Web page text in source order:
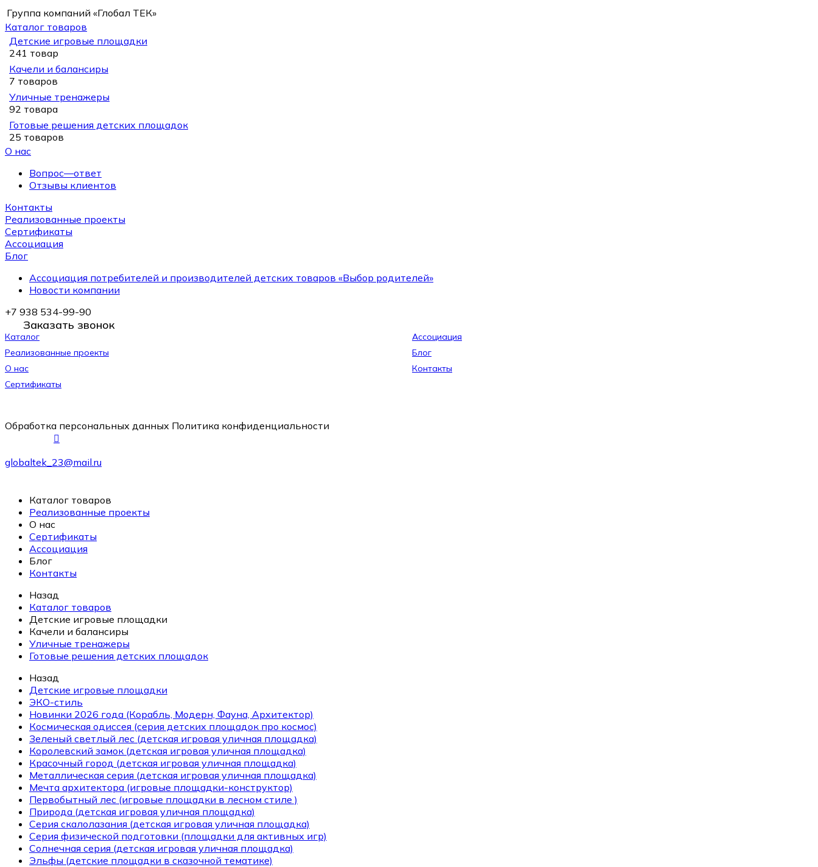
Группа компаний «Глобал ТЕК»
Каталог товаров
Детские игровые площадки
241 товар
Качели и балансиры
7 товаров
Уличные тренажеры
92 товара
Готовые решения детских площадок
25 товаров
О нас
Вопрос—ответ
Отзывы клиентов
Контакты
Реализованные проекты
Сертификаты
Ассоциация
Блог
Ассоциация потребителей и производителей детских товаров «Выбор родителей»
Новости компании
+7 938 534-99-90
Заказать звонок
Каталог
Ассоциация
Реализованные проекты
Блог
О нас
Контакты
Сертификаты
Обработка персональных данных Политика конфиденциальности
globaltek_23@mail.ru
Каталог товаров
Реализованные проекты
О нас
Сертификаты
Ассоциация
Блог
Контакты
Назад
Каталог товаров
Детские игровые площадки
Качели и балансиры
Уличные тренажеры
Готовые решения детских площадок
Назад
Детские игровые площадки
ЭКО-стиль
Новинки 2026 года (Корабль, Модерн, Фауна, Архитектор)
Космическая одиссея (серия детских площадок про космос)
Зеленый светлый лес (детская игровая уличная площадка)
Королевский замок (детская игровая уличная площадка)
Красочный город (детская игровая уличная площадка)
Металлическая серия (детская игровая уличная площадка)
Мечта архитектора (игровые площадки-конструктор)
Первобытный лес (игровые площадки в лесном стиле )
Природа (детская игровая уличная площадка)
Серия скалолазания (детская игровая уличная площадка)
Серия физической подготовки (площадки для активных игр)
Солнечная серия (детская игровая уличная площадка)
Эльфы (детские площадки в сказочной тематике)